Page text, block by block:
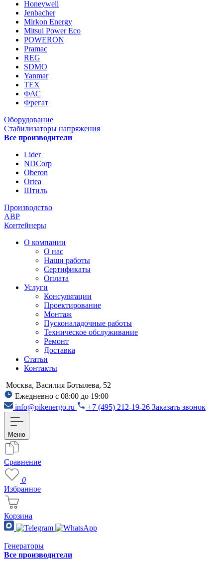
Honeywell
Jenbacher
Mirkon Energy
Mitsui Power Eco
POWERON
Pramac
REG
SDMO
Yanmar
ТЕХ
ФАС
Фрегат
Оборудование
Стабилизаторы напряжения
Все производители
Lider
NDCorp
Oberon
Ortea
Штиль
Производство
АВР
Контейнеры
О компании
О нас
Наши работы
Сертификаты
Оплата
Услуги
Консультации
Проектирование
Монтаж
Пусконаладочные работы
Техническое обслуживание
Ремонт
Доставка
Статьи
Контакты
Москва, Василия Ботылева, 52
Ежедневно с 08:00 до 19:00
info@pikenergo.ru
+7 (495) 212-19-26 Заказать звонок
Меню
Сравнение
0
Избранное
Корзина
Генераторы
Все производители